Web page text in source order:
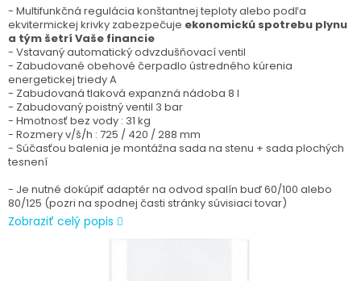
- Multifunkčná regulácia konštantnej teploty alebo podľa
ekvitermickej krivky zabezpečuje ekonomickú spotrebu plynu
a tým šetrí Vaše financie
- Vstavaný automatický odvzdušňovací ventil
- Zabudované obehové čerpadlo ústredného kúrenia
energetickej triedy A
- Zabudovaná tlaková expanzná nádoba 8 l
- Zabudovaný poistný ventil 3 bar
- Hmotnosť bez vody : 31 kg
- Rozmery v/š/h : 725 / 420 / 288 mm
- Súčasťou balenia je montážna sada na stenu + sada plochých
tesnení
- Je nutné dokúpiť adaptér na odvod spalín buď 60/100 alebo
80/125 (pozri na spodnej časti stránky súvisiaci tovar)
Zobraziť celý popis